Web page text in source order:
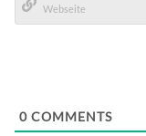
Mail*
0 COMMENTS